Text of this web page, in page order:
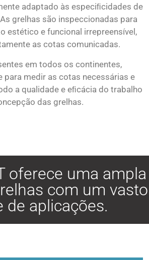
adaptado às especiﬁcidades de
grelhas são inspeccionadas para
estético e funcional irrepreensível,
as cotas comunicadas.
em todos os continentes,
para medir as cotas necessárias e
a qualidade e eﬁcácia do trabalho
das grelhas.
oferece uma ampla
com um vasto
de aplicações.